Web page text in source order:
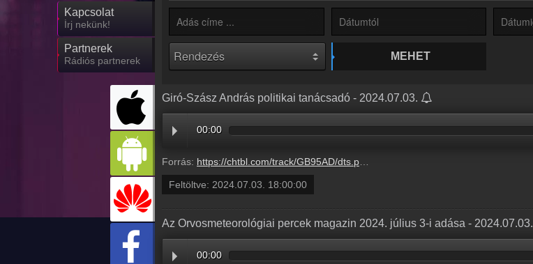
Kapcsolat
Írj nekünk!
Partnerek
Rádiós partnerek MEHET
Giró-Szász András politikai tanácsadó - 2024.07.03.
00:00
Forrás: https://chtbl.com/track/GB95AD/dts.podtrac.com/redirect.mp3/infostart.hu/audio/B5070/B50701D6.mp3
Feltöltve: 2024.07.03. 18:00:00
Az Orvosmeteorológiai percek magazin 2024. július 3-i adása - 2024.07.03.
00:00